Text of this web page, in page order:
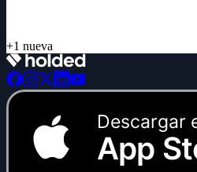
Descargar
App